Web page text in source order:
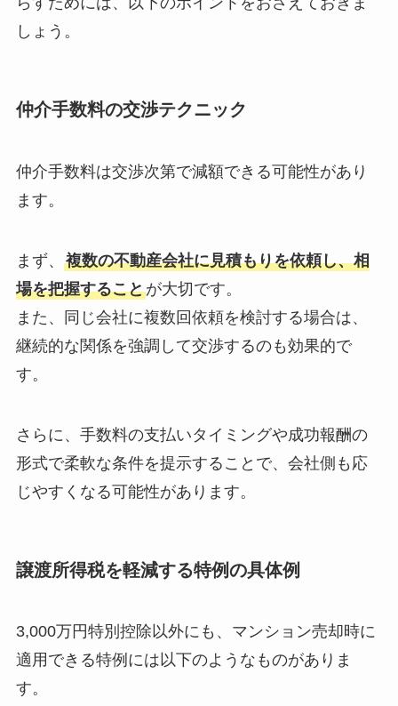
しょう。
仲介手数料の交渉テクニック
仲介手数料は交渉次第で減額できる可能性があり
ます。
まず、 複数の不動産会社に見積もりを依頼し、相
場を把握することが大切です。
また、同じ会社に複数回依頼を検討する場合は、
継続的な関係を強調して交渉するのも効果的で
す。
さらに、手数料の支払いタイミングや成功報酬の
形式で柔軟な条件を提示することで、会社側も応
じやすくなる可能性があります。
譲渡所得税を軽減する特例の具体例
3,000万円特別控除以外にも、マンション売却時に
適用できる特例には以下のようなものがありま
す。